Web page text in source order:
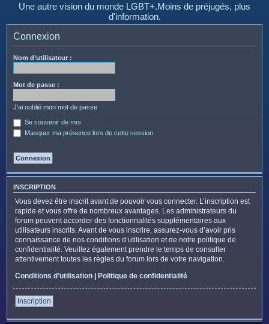
e
Une autre vision du monde LGBT+.Moins de préjugés, plus
d'information.
Connexion
Nom d’utilisateur :
Mot de passe :
J’ai oublié mon mot de passe
Se souvenir de moi
Masquer ma présence lors de cette session
INSCRIPTION
Vous devez être inscrit avant de pouvoir vous connecter. L’inscription est
rapide et vous offre de nombreux avantages. Les administrateurs du
forum peuvent accorder des fonctionnalités supplémentaires aux
utilisateurs inscrits. Avant de vous inscrire, assurez-vous d’avoir pris
connaissance de nos conditions d’utilisation et de notre politique de
confidentialité. Veuillez également prendre le temps de consulter
attentivement toutes les règles du forum lors de votre navigation.
Conditions d’utilisation | Politique de confidentialité
Inscription